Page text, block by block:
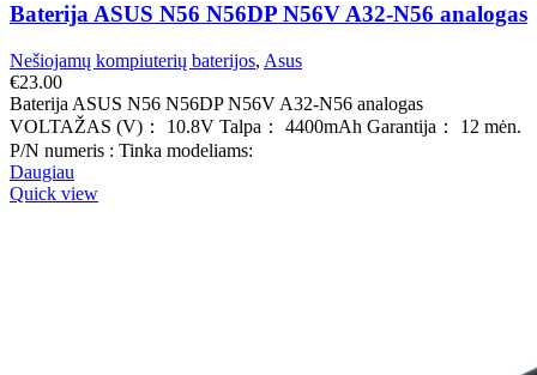
Baterija ASUS N56 N56DP N56V A32-N56 analogas
Nešiojamų kompiuterių baterijos, Asus
€23.00
Baterija ASUS N56 N56DP N56V A32-N56 analogas
VOLTAŽAS (V)： 10.8V Talpa： 4400mAh Garantija： 12 mėn.
P/N numeris : Tinka modeliams:
Daugiau
Quick view